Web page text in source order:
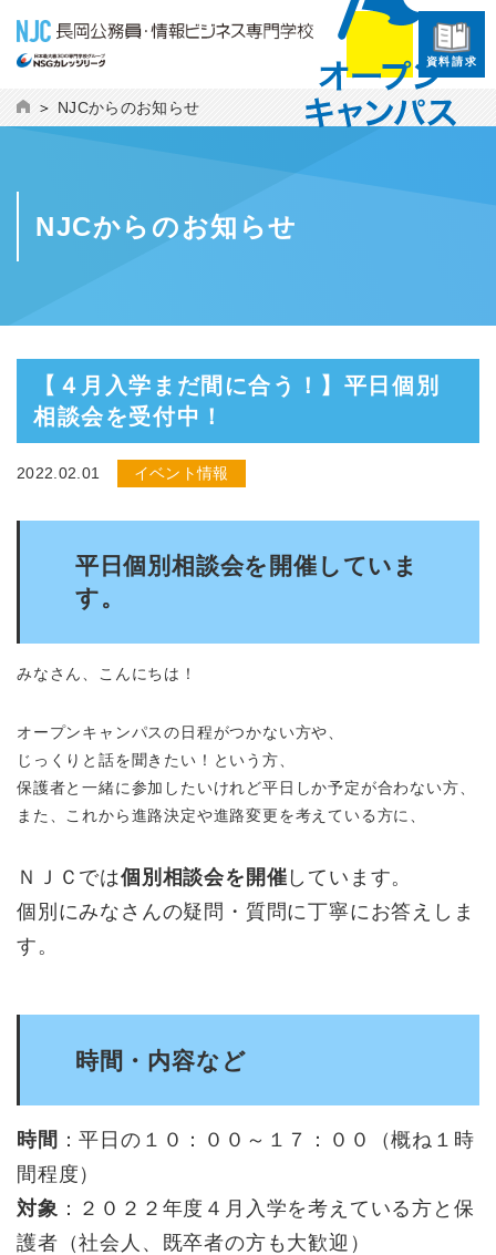
資料請求
NJCからのお知らせ
NJCからのお知らせ
【４月入学まだ間に合う！】平日個別
相談会を受付中！
2022.02.01 イベント情報
平日個別相談会を開催していま
す。
みなさん、こんにちは！
オープンキャンパスの日程がつかない方や、
じっくりと話を聞きたい！という方、
保護者と一緒に参加したいけれど平日しか予定が合わない方、
また、これから進路決定や進路変更を考えている方に、
ＮＪＣでは個別相談会を開催 しています。
個別にみなさんの疑問・質問に丁寧にお答えしま
す。
時間・内容など
時間 ：平日の１０：００～１７：００（概ね１時
間程度）
対象 ：２０２２年度４月入学を考えている方と保
護者（社会人、既卒者の方も大歓迎）